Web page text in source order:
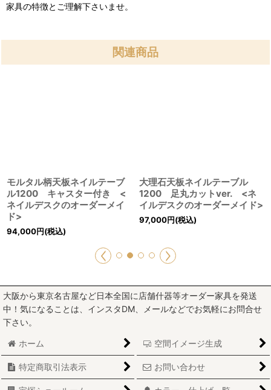
家具の特徴とご理解下さいませ。
関連商品
モルタル柄天板ネイルテーブ
ル1200 キャスター付き <
ネイルデスクのオーダーメイ
ド>
94,000円(税込)
大理石天板ネイルテーブル
1200 足丸カットver. <ネ
イルデスクのオーダーメイド>
97,000円(税込)
大阪から東京名古屋など日本全国に店舗什器等オーダー家具を発送
中！気になることは、インスタDM、メールなどでお気軽にお問合せ
下さい。
ホーム 空間イメージ生成
特定商取引法表示 お問い合わせ